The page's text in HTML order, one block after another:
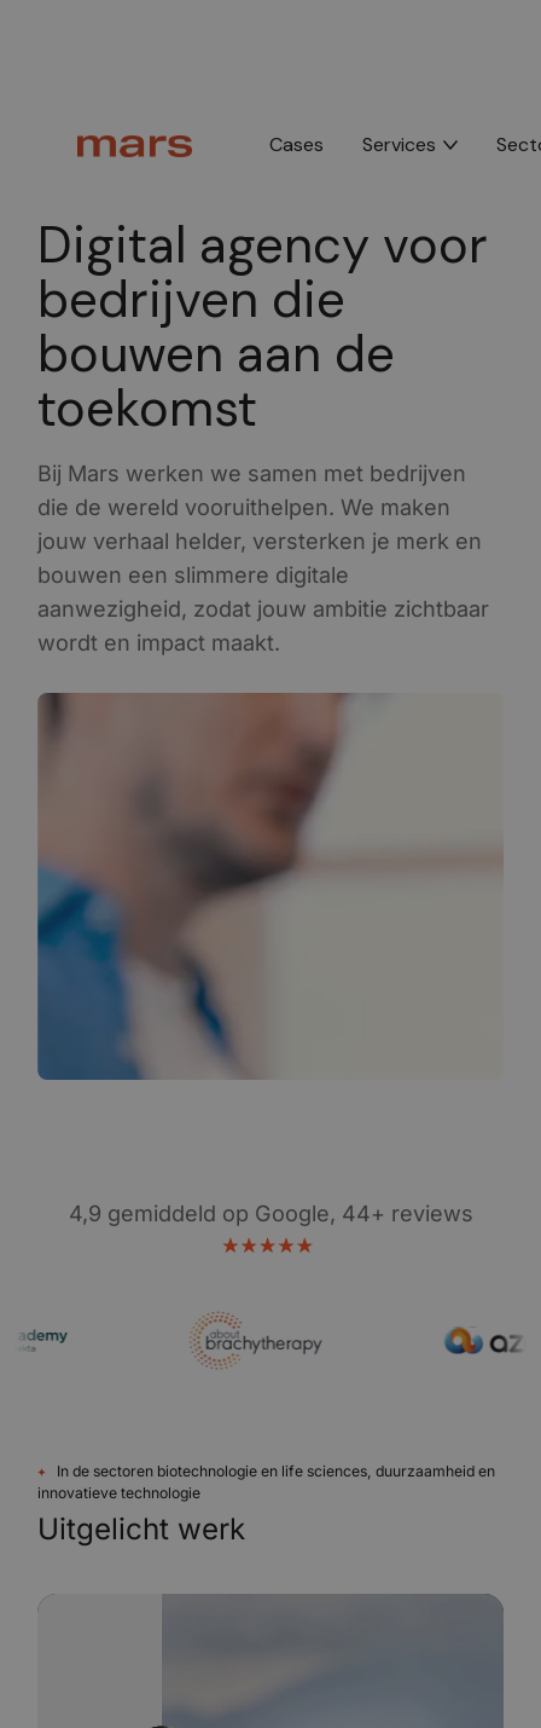
Cases Services
B2B Digital Agency •
4,9 gemiddeld op Google, 44+
Digital agency voor
bedrijven die
bouwen aan de
toekomst
Bij Mars werken we samen met bedrijven
die de wereld vooruithelpen. We maken
jouw verhaal helder, versterken je merk en
bouwen een slimmere digitale
aanwezigheid, zodat jouw ambitie zichtbaar
wordt en impact maakt.
4,9 gemiddeld op Google, 44+ reviews
In de sectoren biotechnologie en life sciences, duurzaamheid en
innovatieve technologie
Uitgelicht werk